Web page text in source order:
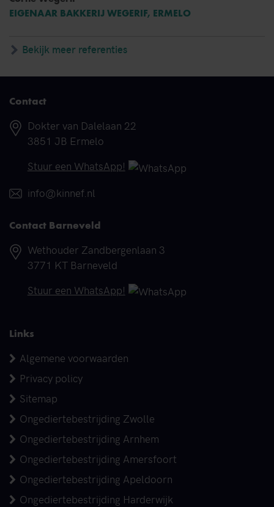
EIGENAAR BAKKERIJ WEGERIF, ERMELO
Bekijk meer referenties
Contact
Adres
Dokter van Dalelaan 22
3851 JB Ermelo
Telefoonnummer
Stuur een WhatsApp!
E-mail
info@kinnef.nl
Contact Barneveld
Adres
Wethouder Zandbergenlaan 3
3771 KT Barneveld
Telefoonnummer
Stuur een WhatsApp!
Links
Algemene voorwaarden
Privacy policy
Sitemap
Ongediertebestrijding Zwolle
Ongediertebestrijding Arnhem
Ongediertebestrijding Amersfoort
Ongediertebestrijding Apeldoorn
Ongediertebestrijding Harderwijk